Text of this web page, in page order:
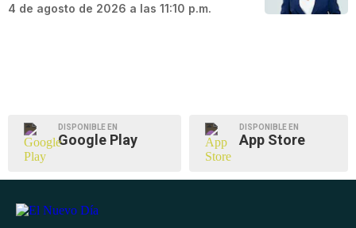
4 de agosto de 2026 a las 11:10 p.m.
DISPONIBLE EN
Google Play
DISPONIBLE EN
App Store